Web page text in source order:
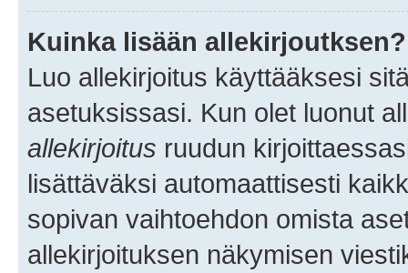
Kuinka lisään allekirjoutksen?
Luo allekirjoitus käyttääksesi
asetuksissasi. Kun olet luonut
allekirjoitus ruudun
lisättäväksi automaattisesti
sopivan vaihtoehdon omista
allekirjoituksen näkymisen